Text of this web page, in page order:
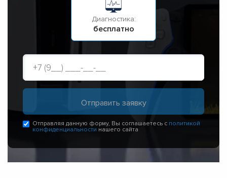
Диагностика:
бесплатно
Отправляя данную форму, Вы соглашаетесь с политикой
конфиденциальности нашего сайта